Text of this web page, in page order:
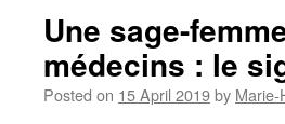
Une sage-
médecins : le
Posted on 15 April 2019by Marie-